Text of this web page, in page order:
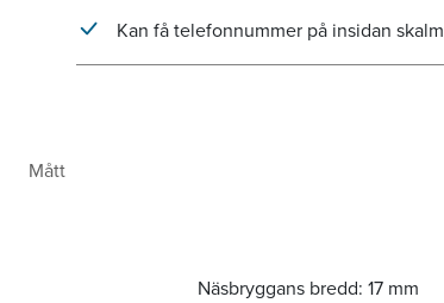
Kan få telefonnummer på insidan skalm
Mått
Näsbryggans bredd: 17 mm